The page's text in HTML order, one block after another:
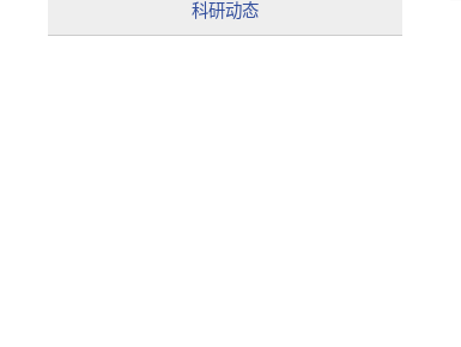
科研动态